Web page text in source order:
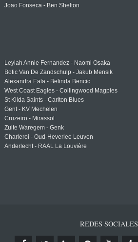
Joao Fonseca - Ben Shelton
Leylah Annie Fernandez - Naomi Osaka
Botic Van De Zandschulp - Jakub Mensik
Alexandra Eala - Belinda Bencic
West Coast Eagles - Collingwood Magpies
St Kilda Saints - Carlton Blues
Gent - KV Mechelen
Cruzeiro - Mirassol
Zulte Waregem - Genk
Charleroi - Oud-Heverlee Leuven
Anderlecht - RAAL La Louvière
REDES SOCIALES